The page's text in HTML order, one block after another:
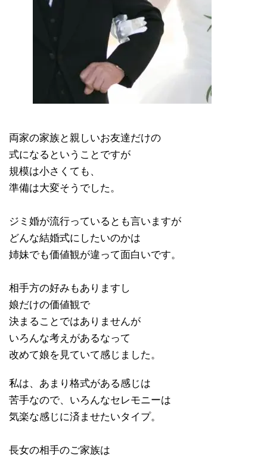
両家の家族と親しいお友達だけの
式になるということですが
規模は小さくても、
準備は大変そうでした。
ジミ婚が流行っているとも言いますが
どんな結婚式にしたいのかは
姉妹でも価値観が違って面白いです。
相手方の好みもありますし
娘だけの価値観で
決まることではありませんが
いろんな考えがあるなって
改めて娘を見ていて感じました。
私は、あまり格式がある感じは
苦手なので、いろんなセレモニーは
気楽な感じに済ませたいタイプ。
長女の相手のご家族は